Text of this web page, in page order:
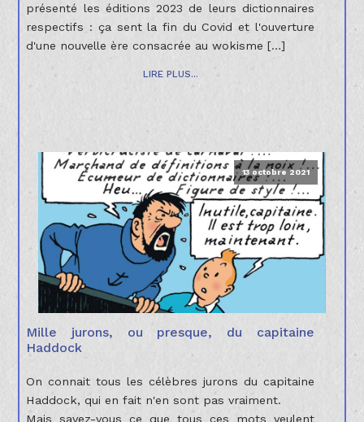
présenté les éditions 2023 de leurs dictionnaires
respectifs : ça sent la fin du Covid et l'ouverture
d'une nouvelle ère consacrée au wokisme […]
LIRE PLUS...
13 octobre 2021
Mille jurons, ou presque, du capitaine
Haddock
On connait tous les célèbres jurons du capitaine
Haddock, qui en fait n'en sont pas vraiment.
Mais savez-vous ce que tous ces mots veulent